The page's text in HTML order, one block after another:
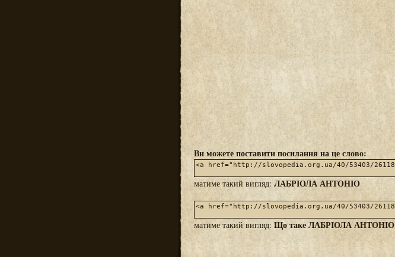
Ви можете поставити посилання на це слово:
матиме такий вигляд: ЛАБРІОЛА АНТОНІО
матиме такий вигляд: Що таке ЛАБРІОЛА АНТОНІО